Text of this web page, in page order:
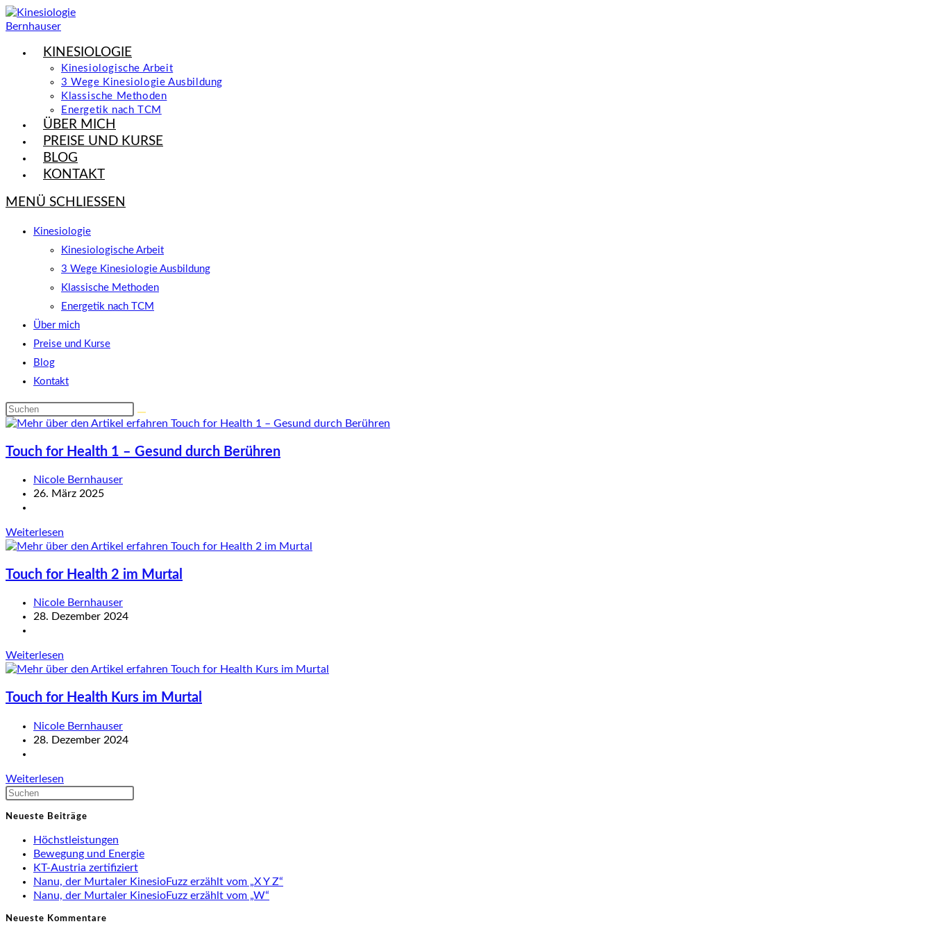
Zum
Inhalt
KINESIOLOGIE
Kinesiologische Arbeit
3 Wege Kinesiologie Ausbildung
Klassische Methoden
Energetik nach TCM
ÜBER MICH
PREISE UND KURSE
BLOG
KONTAKT
MENÜ SCHLIESSEN
Kinesiologie
Kinesiologische Arbeit
3 Wege Kinesiologie Ausbildung
Klassische Methoden
Energetik nach TCM
Über mich
Preise und Kurse
Blog
Kontakt
Diese
Website
Touch for Health 1 – Gesund durch Berühren
Beitrags-
Autor:
Nicole Bernhauser
Beitrag
26. März 2025
Weiterlesen
for
1
Gesund
durch
Touch for Health 2 im Murtal
Beitrags-
Autor:
Nicole Bernhauser
Beitrag
28. Dezember 2024
Weiterlesen
for
2
Murtal
Touch for Health Kurs im Murtal
Beitrags-
Autor:
Nicole Bernhauser
Beitrag
28. Dezember 2024
Weiterlesen
Kurs
im
Murtal
the
search
panel.
Neueste Beiträge
Höchstleistungen
Bewegung und Energie
KT-Austria zertifiziert
Nanu, der Murtaler KinesioFuzz erzählt vom „X Y Z“
Nanu, der Murtaler KinesioFuzz erzählt vom „W“
Neueste Kommentare